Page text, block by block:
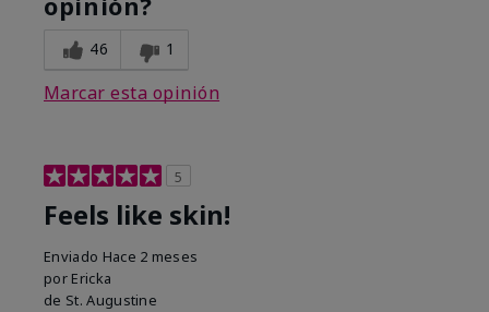
46 1
Marcar esta opinión
5
Feels like skin!
Enviado Hace 2 meses
por Ericka
de St. Augustine